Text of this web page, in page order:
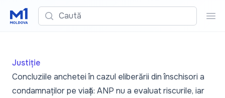
Caută
Justiție
Concluziile anchetei în cazul eliberării din înschisori a
condamnaților pe viață: ANP nu a evaluat riscurile, iar